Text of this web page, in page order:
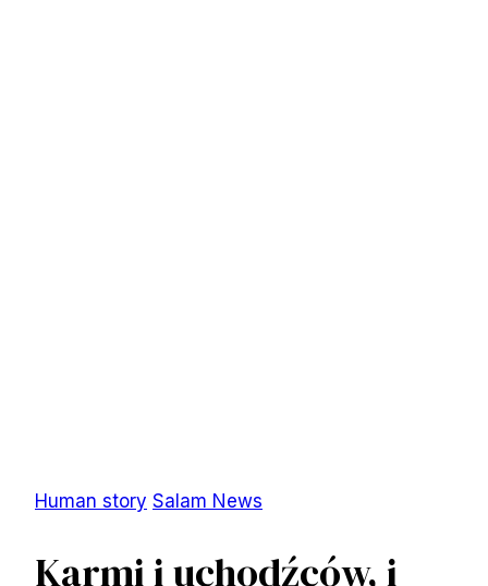
Human story Salam News
Karmi i uchodźców, i